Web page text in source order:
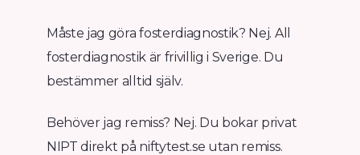
Måste jag göra fosterdiagnostik? Nej. All
fosterdiagnostik är frivillig i Sverige. Du
bestämmer alltid själv.
Behöver jag remiss? Nej. Du bokar privat
NIPT direkt på niftytest.se utan remiss.